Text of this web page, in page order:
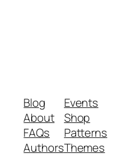
Blog
About
FAQs
Authors
Events
Shop
Patterns
Themes